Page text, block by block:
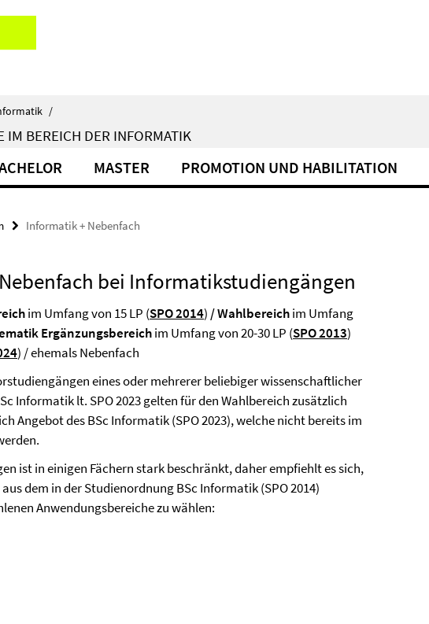
/
IM BEREICH DER INFORMATIK
MASTER PROMOTION UND HABILITATION
Informatik + Nebenfach
bei Informatikstudiengängen
im Umfang von 15 LP (SPO 2014) / Wahlbereichim Umfang
Ergänzungsbereichim Umfang von 20-30 LP (SPO 2013)
) / ehemals Nebenfach
eines oder mehrerer beliebiger wissenschaftlicher
Informatik lt. SPO 2023 gelten für den Wahlbereich zusätzlich
Angebot des BSc Informatik (SPO 2023), welche nicht bereits im
ist in einigen Fächern stark beschränkt, daher empfiehlt es sich,
dem in der Studienordnung BSc Informatik (SPO 2014)
Anwendungsbereiche zu wählen: